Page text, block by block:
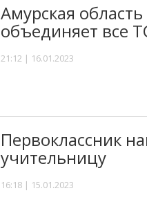
Амурская
объединяет все
21:12 | 16.01.2023
Первоклассник
учительницу
16:18 | 15.01.2023